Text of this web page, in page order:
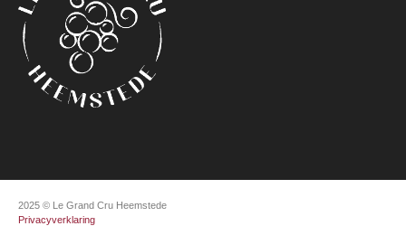
2025 © Le Grand Cru Heemstede
Privacyverklaring